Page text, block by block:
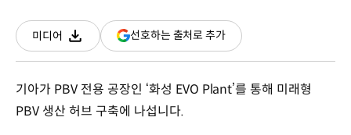
미디어
다운로드
선호하는 출처로 추가(새
창
기아가 PBV 전용 공장인 ‘화성 EVO Plant’를 통해 미래형
PBV 생산 허브 구축에 나섭니다.